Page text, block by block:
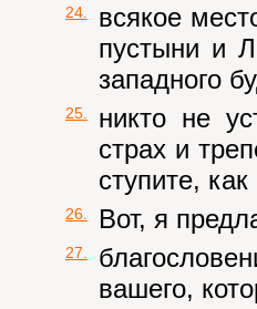
24.
всякое
пустыни и
западного
25.
никто не
страх и
ступите,
26. Вот, я
27.
вашего,